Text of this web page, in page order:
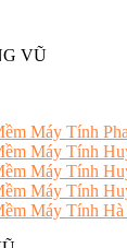
VŨ
Máy Tính
Máy Tính
Máy Tính
Máy Tính
Máy Tính